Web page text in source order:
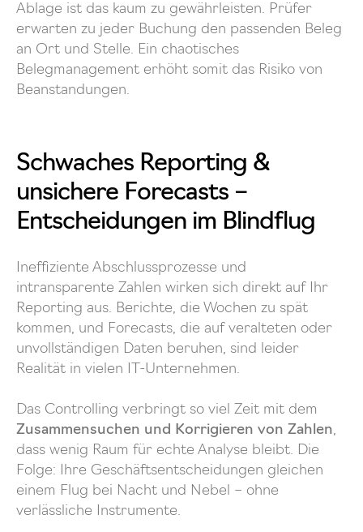
Ablage ist das kaum zu gewährleisten. Prüfer
erwarten zu jeder Buchung den passenden Beleg
an Ort und Stelle. Ein chaotisches
Belegmanagement erhöht somit das Risiko von
Beanstandungen.
Schwaches Reporting &
unsichere Forecasts –
Entscheidungen im Blindflug
Ineffiziente Abschlussprozesse und
intransparente Zahlen wirken sich direkt auf Ihr
Reporting aus. Berichte, die Wochen zu spät
kommen, und Forecasts, die auf veralteten oder
unvollständigen Daten beruhen, sind leider
Realität in vielen IT-Unternehmen.
Das Controlling verbringt so viel Zeit mit dem
Zusammensuchen und Korrigieren von Zahlen,
dass wenig Raum für echte Analyse bleibt. Die
Folge: Ihre Geschäftsentscheidungen gleichen
einem Flug bei Nacht und Nebel – ohne
verlässliche Instrumente.